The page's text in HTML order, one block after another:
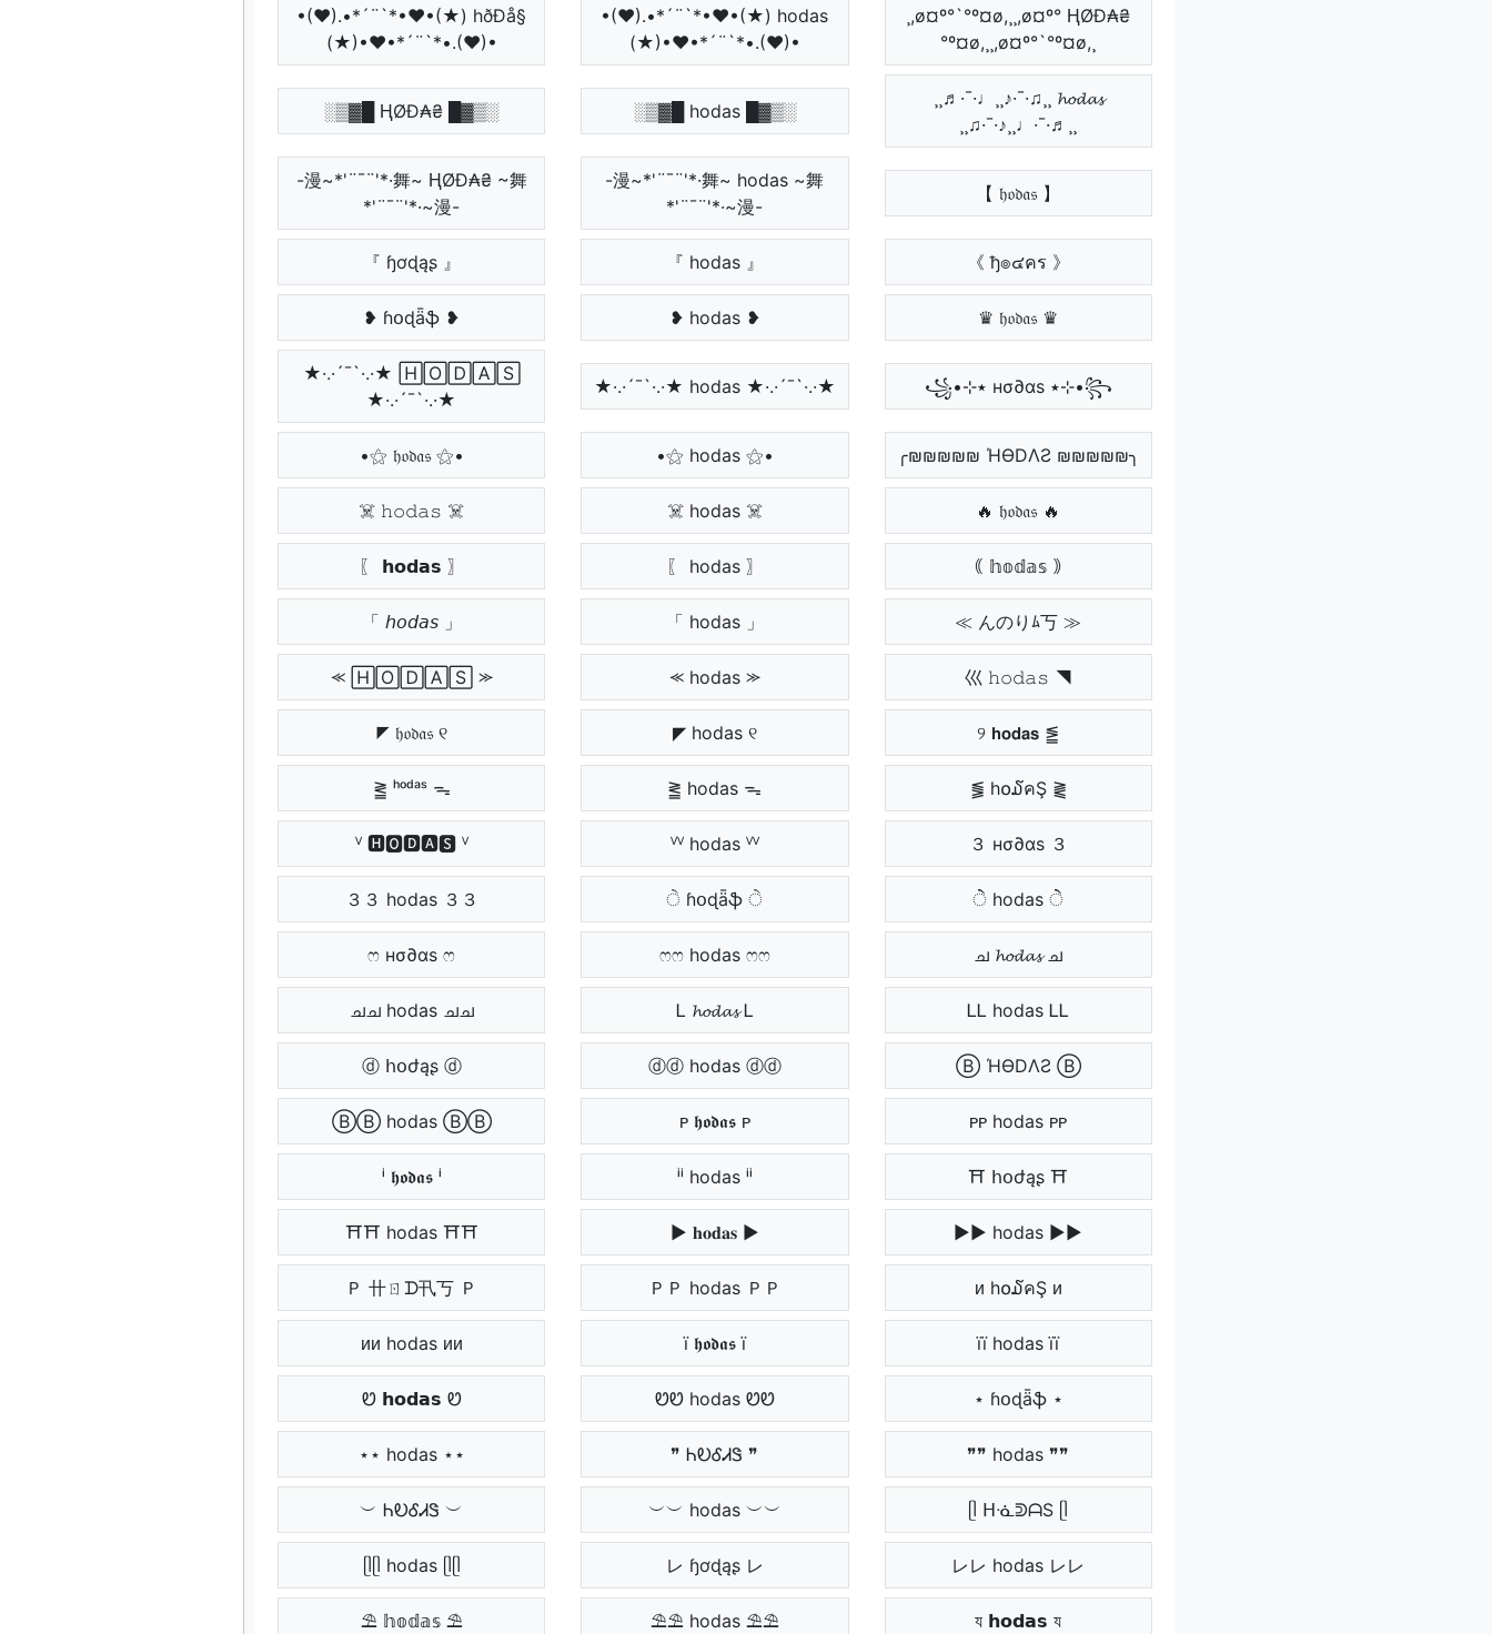
•(♥).•*´¨`*•♥•(★) hðÐå§
(★)•♥•*´¨`*•.(♥)•
•(♥).•*´¨`*•♥•(★) hodas
(★)•♥•*´¨`*•.(♥)•
¸,ø¤º°`°º¤ø,¸¸,ø¤º° ⱧØĐ₳₴
°º¤ø,¸¸,ø¤º°`°º¤ø,¸
░▒▓█ ⱧØĐ₳₴ █▓▒░ ░▒▓█ hodas █▓▒░
¸¸♬·¯·♩¸¸♪·¯·♫¸¸ 𝓱𝓸𝓭𝓪𝓼
¸¸♫·¯·♪¸¸♩·¯·♬¸¸
-漫~*'¨¯¨'*·舞~ ⱧØĐ₳₴ ~舞
*'¨¯¨'*·~漫-
-漫~*'¨¯¨'*·舞~ hodas ~舞
*'¨¯¨'*·~漫-
【 𝔥𝔬𝔡𝔞𝔰 】
『 ɧơɖąʂ 』 『 hodas 』 《 ђ๏๔คร 》
❥ ɦօɖǟֆ ❥ ❥ hodas ❥ ♛ 𝔥𝔬𝔡𝔞𝔰 ♛
★·.·´¯`·.·★ 🄷🄾🄳🄰🅂
★·.·´¯`·.·★
★·.·´¯`·.·★ hodas ★·.·´¯`·.·★ ꧁•⊹٭ нσ∂αѕ ٭⊹•꧂
•⚝ 𝔥𝔬𝔡𝔞𝔰 ⚝• •⚝ hodas ⚝• ╭₪₪₪₪₪ ΉӨDΛƧ ₪₪₪₪₪╮
☠️ 𝚑𝚘𝚍𝚊𝚜 ☠️ ☠️ hodas ☠️ 🔥 𝔥𝔬𝔡𝔞𝔰 🔥
〖 𝗵𝗼𝗱𝗮𝘀 〗 〖 hodas 〗 ｟ 𝕙𝕠𝕕𝕒𝕤 ｠
「 𝘩𝘰𝘥𝘢𝘴 」 「 hodas 」 ≪ んのりﾑ丂 ≫
⪻ 🄷🄾🄳🄰🅂 ⪼ ⪻ hodas ⪼ 巛 𝚑𝚘𝚍𝚊𝚜 ◥
◤ 𝔥𝔬𝔡𝔞𝔰 ୧ ◤ hodas ୧ ୨ 𝗵𝗼𝗱𝗮𝘀 ⪑
⪒ ʰᵒᵈᵃˢ ᯓ ⪒ hodas ᯓ ⪓ h໐໓คŞ ⪔
ⱽ 🅷🅾🅳🅰🆂 ⱽ ⱽⱽ hodas ⱽⱽ ３ нσ∂αѕ ３
３３ hodas ３３ ੇ ɦօɖǟֆ ੇ ੇੇ hodas ੇੇ
ෆ нσ∂αѕ ෆ ෆෆ hodas ෆෆ ച 𝓱𝓸𝓭𝓪𝓼 ച
ചച hodas ചച Ꮮ 𝓱𝓸𝓭𝓪𝓼 Ꮮ ᏞᏞ hodas ᏞᏞ
ⓓ հօժąʂ ⓓ ⓓⓓ hodas ⓓⓓ Ⓑ ΉӨDΛƧ Ⓑ
ⒷⒷ hodas ⒷⒷ ᴘ 𝖍𝖔𝖉𝖆𝖘 ᴘ ᴘᴘ hodas ᴘᴘ
ⁱ 𝖍𝖔𝖉𝖆𝖘 ⁱ ⁱⁱ hodas ⁱⁱ ⛩ հօժąʂ ⛩
⛩⛩ hodas ⛩⛩ ▶ 𝐡𝐨𝐝𝐚𝐬 ▶ ▶▶ hodas ▶▶
Ｐ 卄ㄖᗪ卂丂 Ｐ ＰＰ hodas ＰＰ ᴎ h໐໓คŞ ᴎ
ᴎᴎ hodas ᴎᴎ ї 𝖍𝖔𝖉𝖆𝖘 ї її hodas її
Ꮼ 𝗵𝗼𝗱𝗮𝘀 Ꮼ ᏬᏬ hodas ᏬᏬ ⋆ ɦօɖǟֆ ⋆
⋆⋆ hodas ⋆⋆ ❞ ᏂᎧᎴᏗᏕ ❞ ❞❞ hodas ❞❞
︶ ᏂᎧᎴᏗᏕ ︶ ︶︶ hodas ︶︶ ᥫ ᕼᓍᕲᗩS ᥫ
ᥫᥫ hodas ᥫᥫ レ ɧơɖąʂ レ レレ hodas レレ
⛱ 𝕙𝕠𝕕𝕒𝕤 ⛱ ⛱⛱ hodas ⛱⛱ য 𝗵𝗼𝗱𝗮𝘀 য